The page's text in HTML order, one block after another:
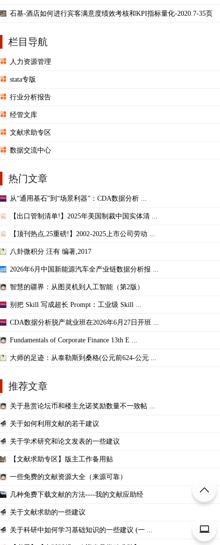
石基-酒店如何进行宾客满意度绩效考核和KPI指标量化-2020.7-35页
栏目导航
人力资源管理
stata专版
行业分析报告
经管文库
文献求助专区
数据交流中心
热门文章
从“通用基石”到“场景利器”：CDA数据分析 ...
【出口管制清单!】2025年美国制裁中国实体清 ...
【顶刊热点,25重磅!】2002-2025上市公司劳动 ...
八卦微积分 汪有 编著,2017
2026年6月中国新能源汽车全产业链数据分析报 ...
智慧的疆界：从图灵机到人工智能（第2版）
别把 Skill 写成超长 Prompt：工业级 Skill ...
CDA数据分析脱产就业班在2026年6月27日开班 ...
Fundamentals of Corporate Finance 13th E ...
大师的足迹：从泰勒斯到桑格(公元前624-公元 ...
推荐文章
关于悬赏论坛币和楼主允诺奖励数量不一致帖 ...
关于如何利用文献的若干建议
关于学术研究和论文发表的一些建议
【文献求助专区】版主工作备用贴
一些免费的文献资源大全（来源可靠）
几种免费下载文献的方法----我的文献应助经
关于文献求助的一些建议
关于科研中如何学习基础知识的一些建议 (一 ...